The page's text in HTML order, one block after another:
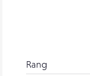
Rang